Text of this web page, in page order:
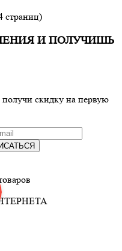
страниц)
И ПОЛУЧИШЬ
скидку на первую